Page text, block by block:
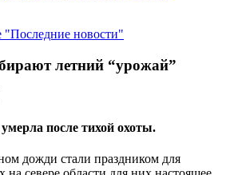
"Последние новости"
летний “урожай”
после тихой охоты.
дожди стали праздником для